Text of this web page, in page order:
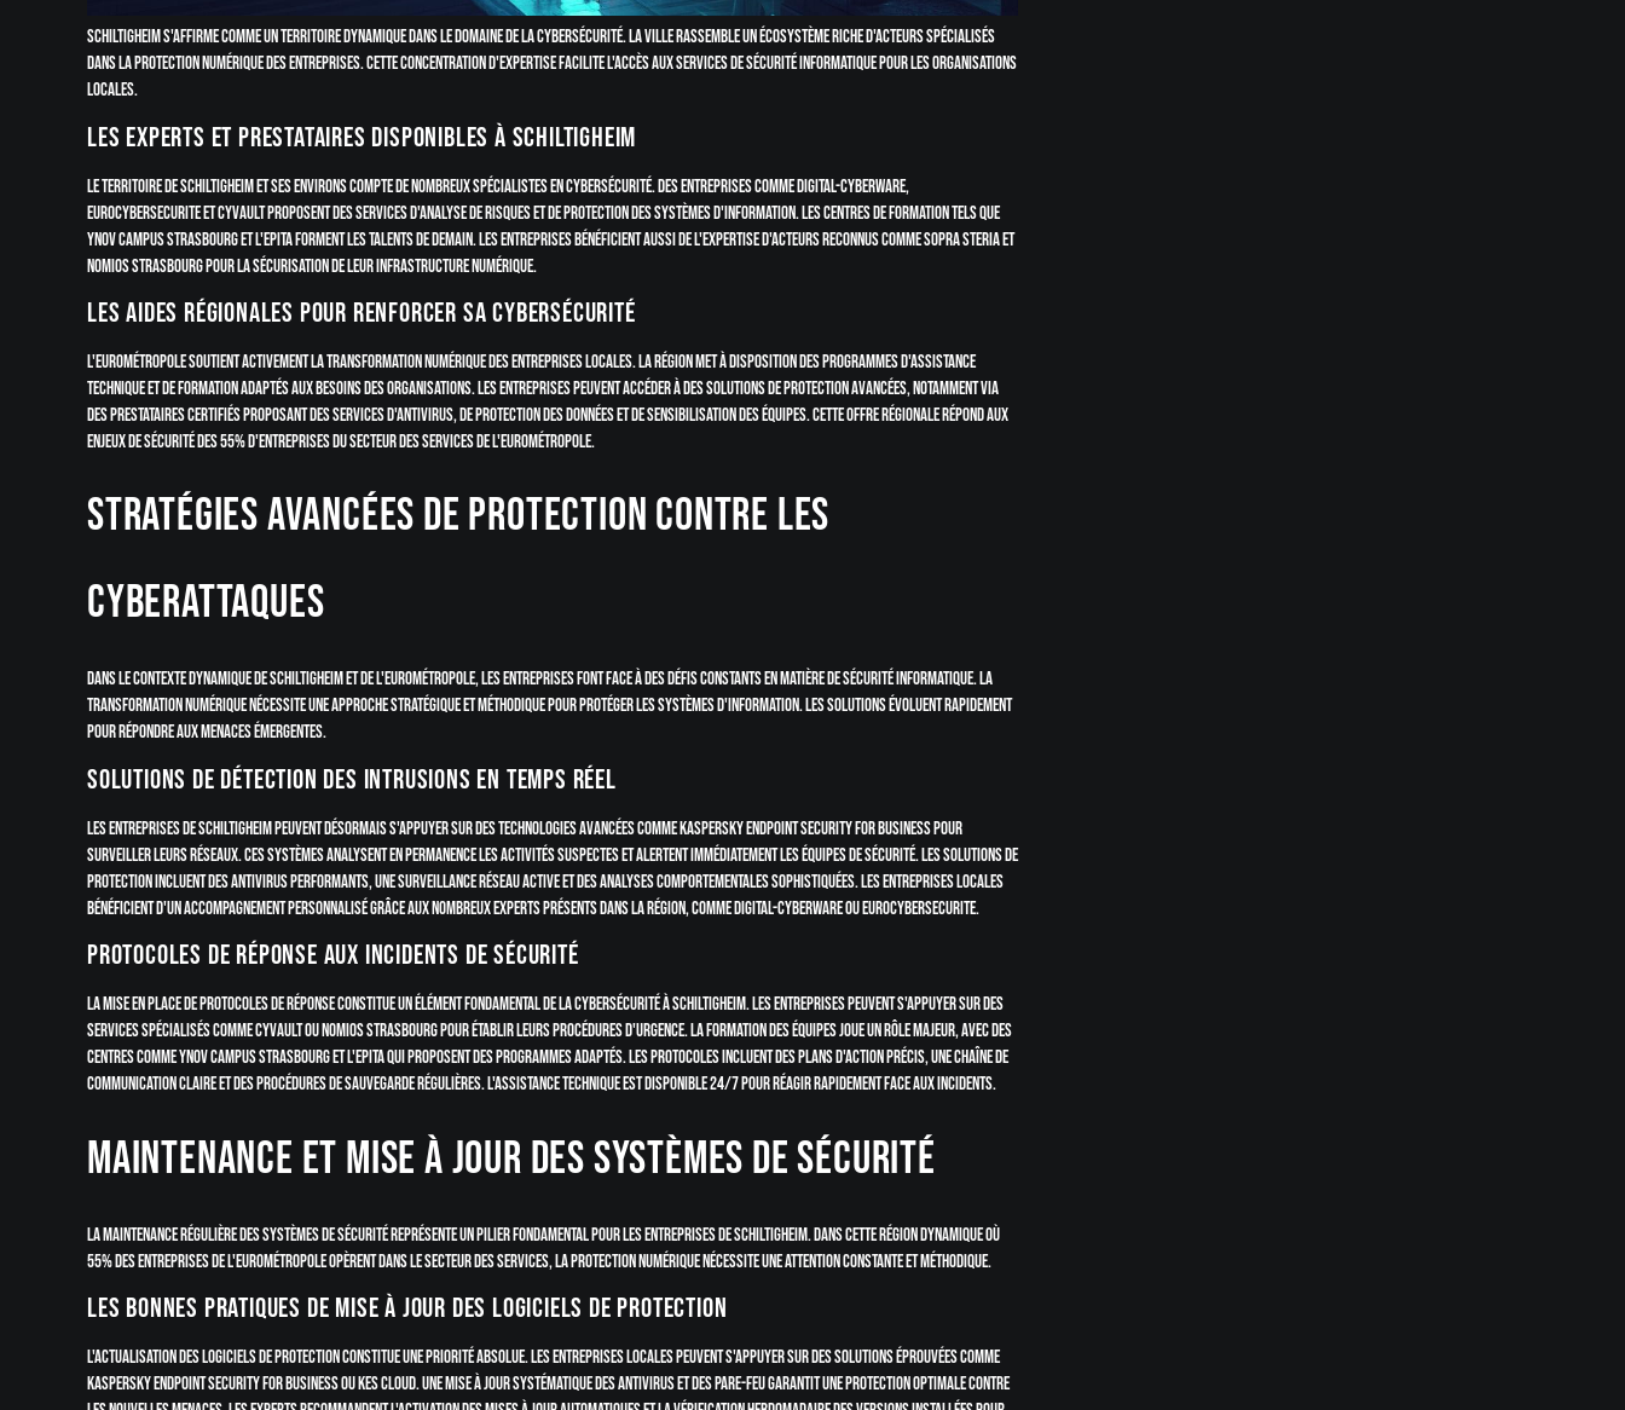
Schiltigheim s'affirme comme un territoire dynamique dans le domaine de la cybersécurité. La ville rassemble un écosystème riche d'acteurs spécialisés
dans la protection numérique des entreprises. Cette concentration d'expertise facilite l'accès aux services de sécurité informatique pour les organisations
locales.
Les experts et prestataires disponibles à Schiltigheim
Le territoire de Schiltigheim et ses environs compte de nombreux spécialistes en cybersécurité. Des entreprises comme Digital-CyberWare,
Eurocybersecurite et CyVault proposent des services d'analyse de risques et de protection des systèmes d'information. Les centres de formation tels que
Ynov Campus Strasbourg et l'EPITA forment les talents de demain. Les entreprises bénéficient aussi de l'expertise d'acteurs reconnus comme Sopra Steria et
Nomios Strasbourg pour la sécurisation de leur infrastructure numérique.
Les aides régionales pour renforcer sa cybersécurité
L'Eurométropole soutient activement la transformation numérique des entreprises locales. La région met à disposition des programmes d'assistance
technique et de formation adaptés aux besoins des organisations. Les entreprises peuvent accéder à des solutions de protection avancées, notamment via
des prestataires certifiés proposant des services d'antivirus, de protection des données et de sensibilisation des équipes. Cette offre régionale répond aux
enjeux de sécurité des 55% d'entreprises du secteur des services de l'Eurométropole.
Stratégies avancées de protection contre les
cyberattaques
Dans le contexte dynamique de Schiltigheim et de l'Eurométropole, les entreprises font face à des défis constants en matière de sécurité informatique. La
transformation numérique nécessite une approche stratégique et méthodique pour protéger les systèmes d'information. Les solutions évoluent rapidement
pour répondre aux menaces émergentes.
Solutions de détection des intrusions en temps réel
Les entreprises de Schiltigheim peuvent désormais s'appuyer sur des technologies avancées comme Kaspersky Endpoint Security for Business pour
surveiller leurs réseaux. Ces systèmes analysent en permanence les activités suspectes et alertent immédiatement les équipes de sécurité. Les solutions de
protection incluent des antivirus performants, une surveillance réseau active et des analyses comportementales sophistiquées. Les entreprises locales
bénéficient d'un accompagnement personnalisé grâce aux nombreux experts présents dans la région, comme Digital-CyberWare ou Eurocybersecurite.
Protocoles de réponse aux incidents de sécurité
La mise en place de protocoles de réponse constitue un élément fondamental de la cybersécurité à Schiltigheim. Les entreprises peuvent s'appuyer sur des
services spécialisés comme CyVault ou Nomios Strasbourg pour établir leurs procédures d'urgence. La formation des équipes joue un rôle majeur, avec des
centres comme Ynov Campus Strasbourg et l'EPITA qui proposent des programmes adaptés. Les protocoles incluent des plans d'action précis, une chaîne de
communication claire et des procédures de sauvegarde régulières. L'assistance technique est disponible 24/7 pour réagir rapidement face aux incidents.
Maintenance et mise à jour des systèmes de sécurité
La maintenance régulière des systèmes de sécurité représente un pilier fondamental pour les entreprises de Schiltigheim. Dans cette région dynamique où
55% des entreprises de l'Eurométropole opèrent dans le secteur des services, la protection numérique nécessite une attention constante et méthodique.
Les bonnes pratiques de mise à jour des logiciels de protection
L'actualisation des logiciels de protection constitue une priorité absolue. Les entreprises locales peuvent s'appuyer sur des solutions éprouvées comme
Kaspersky Endpoint Security for Business ou KES Cloud. Une mise à jour systématique des antivirus et des pare-feu garantit une protection optimale contre